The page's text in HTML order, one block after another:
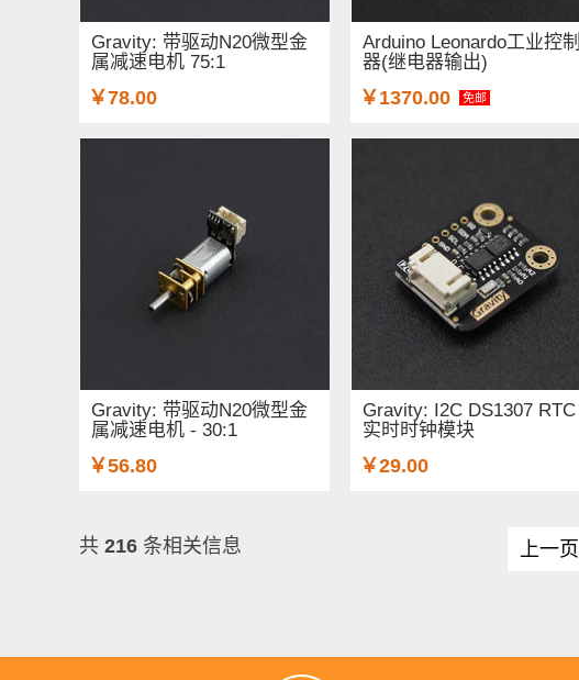
Gravity: 带驱动N20微型金
属减速电机 75:1
￥78.00
Arduino Leonardo工业控制
器(继电器输出)
￥1370.00 免邮
Gravity: 带驱动N20微型金
属减速电机 - 30:1
￥56.80
Gravity: I2C DS1307 RTC
实时时钟模块
￥29.00
共 216 条相关信息 上一页